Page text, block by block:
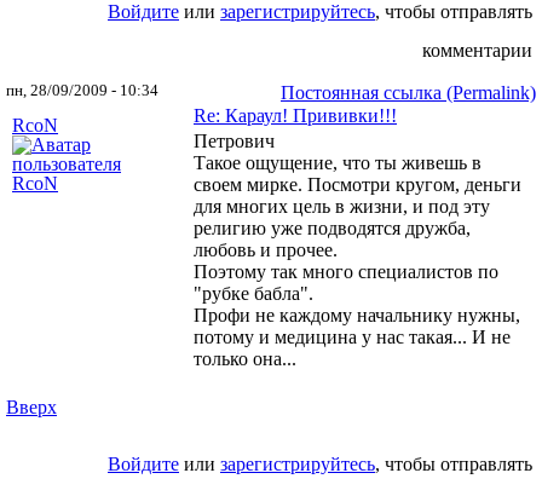
Войдите или зарегистрируйтесь, чтобы отправлять
комментарии
пн, 28/09/2009 - 10:34
Постоянная ссылка (Permalink)
RcoN
Re: Караул! Прививки!!!
Петрович
Такое ощущение, что ты живешь в
своем мирке. Посмотри кругом, деньги
для многих цель в жизни, и под эту
религию уже подводятся дружба,
любовь и прочее.
Поэтому так много специалистов по
"рубке бабла".
Профи не каждому начальнику нужны,
потому и медицина у нас такая... И не
только она...
Вверх
Войдите или зарегистрируйтесь, чтобы отправлять